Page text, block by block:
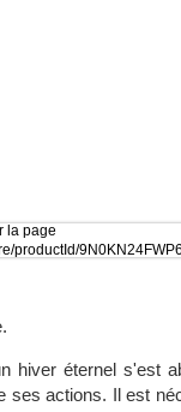
hiver éternel s'est
actions. Il est